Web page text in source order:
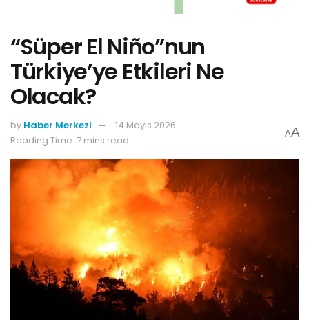
“Süper El Niño”nun
Türkiye’ye Etkileri Ne
Olacak?
by Haber Merkezi
14 Mayıs 2026
Reading Time: 7 mins read
AA